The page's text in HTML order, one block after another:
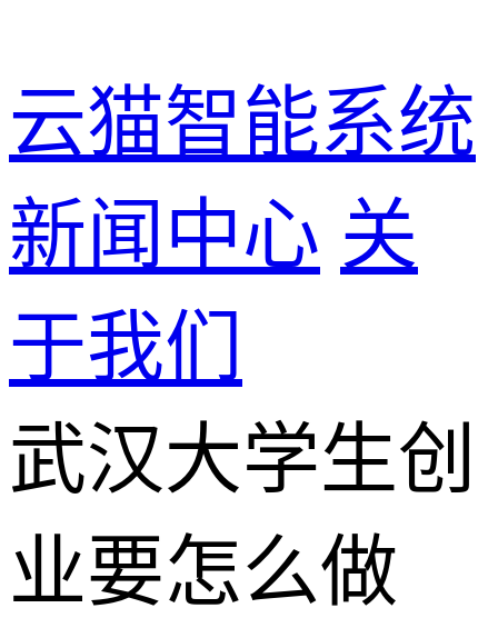
云猫智能系统
新闻中心 关
于我们
武汉大学生创
业要怎么做